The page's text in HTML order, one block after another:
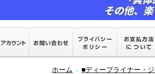
ホーム ＞ ■ディープライナー・